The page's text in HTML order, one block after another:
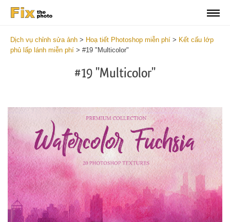
Dịch vụ chỉnh sửa ảnh > Hoạ tiết Photoshop miễn phí > Kết cấu lớp
phủ lấp lánh miễn phí > #19 "Multicolor"
#19 "Multicolor"